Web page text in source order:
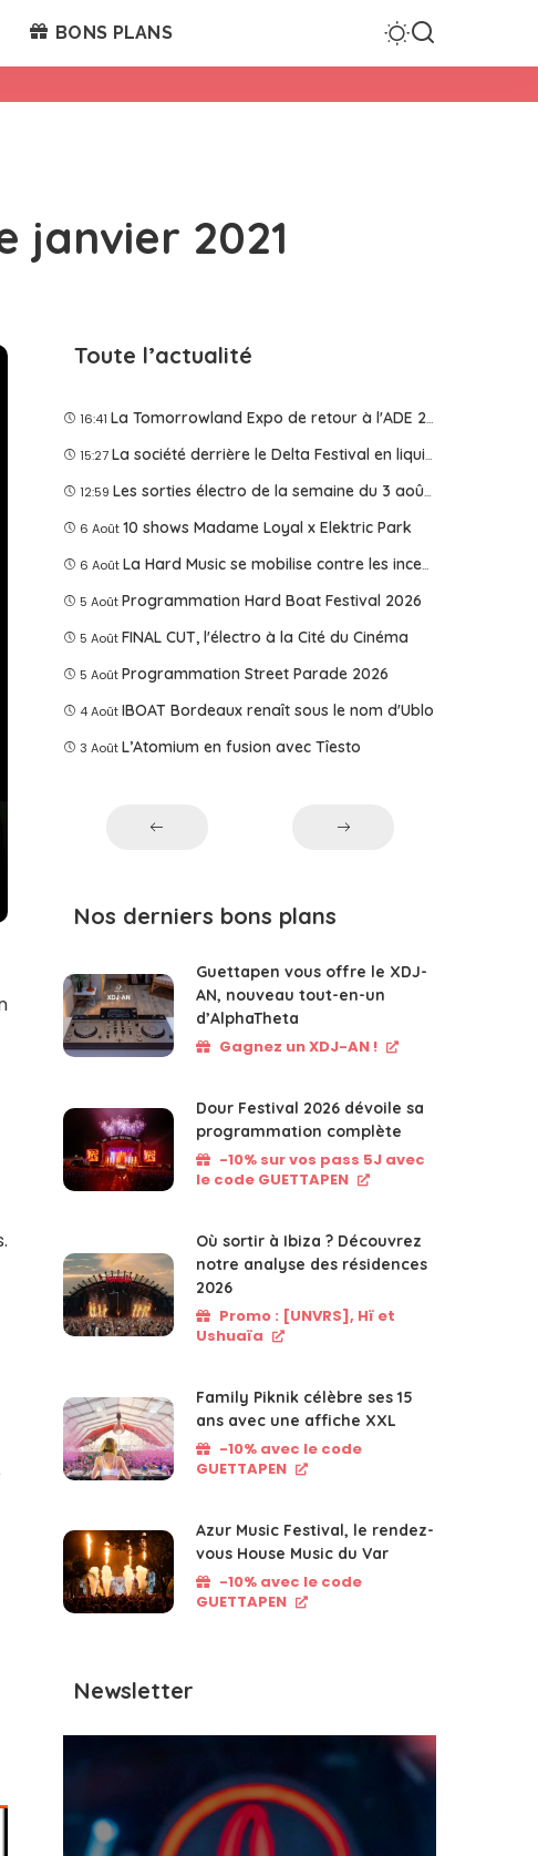
BONS PLANS
janvier 2021
Toute l’actualité
16:41 La Tomorrowland Expo de retour à l'ADE 2026
15:27 La société derrière le Delta Festival en liquidation judiciaire
12:59 Les sorties électro de la semaine du 3 août 2026
6 Août 10 shows Madame Loyal x Elektric Park
6 Août La Hard Music se mobilise contre les incendies
5 Août Programmation Hard Boat Festival 2026
5 Août FINAL CUT, l'électro à la Cité du Cinéma
5 Août Programmation Street Parade 2026
4 Août IBOAT Bordeaux renaît sous le nom d'Ublo
3 Août L’Atomium en fusion avec Tîesto
Nos derniers bons plans
Guettapen vous offre le XDJ-
AN, nouveau tout-en-un
d’AlphaTheta
Gagnez un XDJ-AN !
Dour Festival 2026 dévoile sa
programmation complète
-10% sur vos pass 5J avec
le code GUETTAPEN
Où sortir à Ibiza ? Découvrez
notre analyse des résidences
2026
Promo : [UNVRS], Hï et
Ushuaïa
Family Piknik célèbre ses 15
ans avec une affiche XXL
-10% avec le code
GUETTAPEN
Azur Music Festival, le rendez-
vous House Music du Var
-10% avec le code
GUETTAPEN
Newsletter